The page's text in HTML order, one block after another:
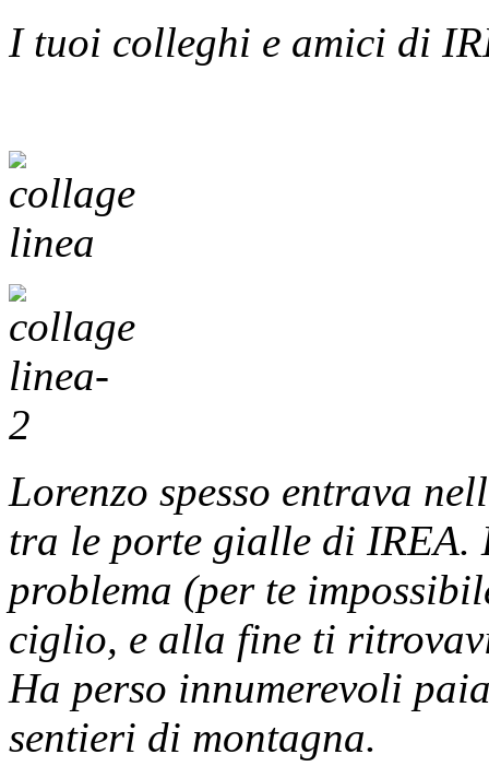
I tuoi colleghi e amici di
Lorenzo spesso entrava
tra le porte gialle di IREA.
problema (per te
ciglio, e alla fine ti
Ha perso innumerevoli
sentieri di montagna.